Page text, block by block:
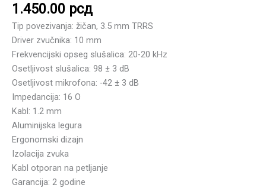
1.450.00 рсд
Tip povezivanja: žičan, 3.5 mm TRRS
Driver zvučnika: 10 mm
Frekvencijski opseg slušalica: 20-20 kHz
Osetljivost slušalica: 98 ± 3 dB
Osetljivost mikrofona: -42 ± 3 dB
Impedancija: 16 O
Kabl: 1.2 mm
Aluminijska legura
Ergonomski dizajn
Izolacija zvuka
Kabl otporan na petljanje
Garancija: 2 godine